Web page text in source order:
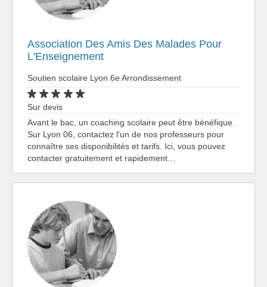
Association Des Amis Des Malades Pour
L'Enseignement
Soutien scolaire Lyon 6e Arrondissement
Sur devis
Avant le bac, un coaching scolaire peut être bénéfique.
Sur Lyon 06, contactez l'un de nos professeurs pour
connaître ses disponibilités et tarifs. Ici, vous pouvez
contacter gratuitement et rapidement…